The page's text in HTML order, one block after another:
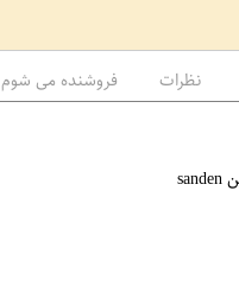
ف
ه
نظرات فروشنده می شوم